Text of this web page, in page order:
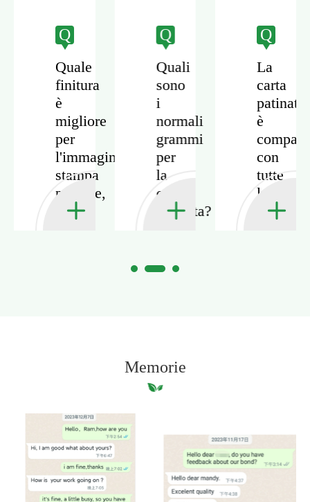
Q
Quale
finitura
è
migliore
per
l'immagine-
stampa
pesante,
lucida
Q
Quali
sono
i
normali
grammi
per
la
carta
patinata?
Q
La
carta
patinata
è
con
tutte
le
Memorie